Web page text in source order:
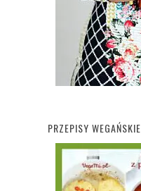
PRZEPISY